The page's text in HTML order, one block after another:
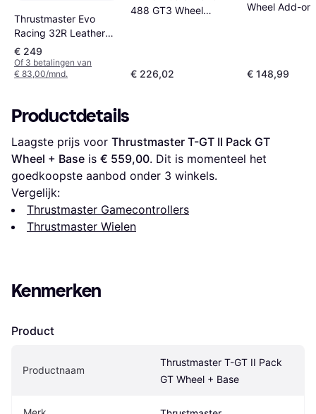
Thrustmaster Evo
Racing 32R Leather
Addon
€ 249
Of 3 betalingen van
€ 83,00/mnd.
488 GT3 Wheel
€ 226,02
Wheel Add-on
€ 148,99
Productdetails
Laagste prijs voor Thrustmaster T-GT II Pack GT
Wheel + Base is € 559,00. Dit is momenteel het
goedkoopste aanbod onder 3 winkels.
Vergelijk:
Thrustmaster Gamecontrollers
Thrustmaster Wielen
Kenmerken
Product
Productnaam
Thrustmaster T-GT II Pack
GT Wheel + Base